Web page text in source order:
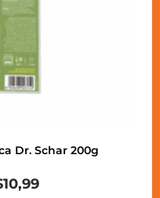
Dr. Schar 200g
10,99